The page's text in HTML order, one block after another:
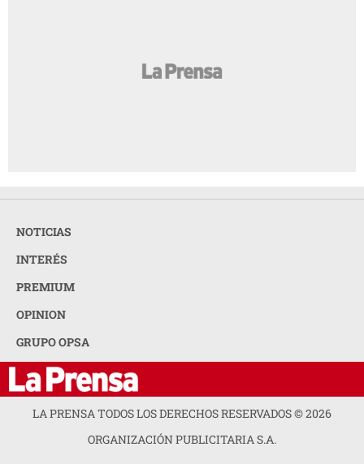
NOTICIAS
INTERÉS
PREMIUM
OPINION
GRUPO OPSA
LA PRENSA TODOS LOS DERECHOS RESERVADOS ©2026
ORGANIZACIÓN PUBLICITARIA S.A.